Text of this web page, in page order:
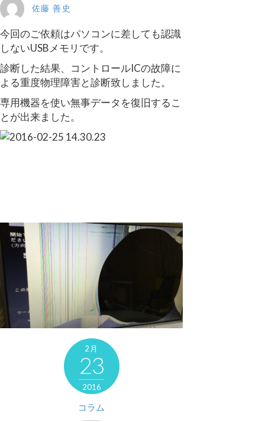
佐藤 善史
今回のご依頼はパソコンに差しても認識
しないUSBメモリです。
診断した結果、コントロールICの故障に
よる重度物理障害と診断致しました。
専用機器を使い無事データを復旧するこ
とが出来ました。
2月
23
2016
コラム